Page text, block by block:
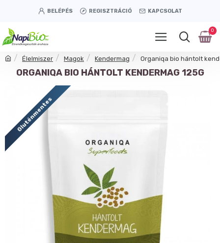
BELÉPÉS REGISZTRÁCIÓ KAPCSOLAT
0
Élelmiszer Magok Kendermag Organiqa bio hántolt
ORGANIQA BIO HÁNTOLT KENDERMAG 125G
Gluténmentes